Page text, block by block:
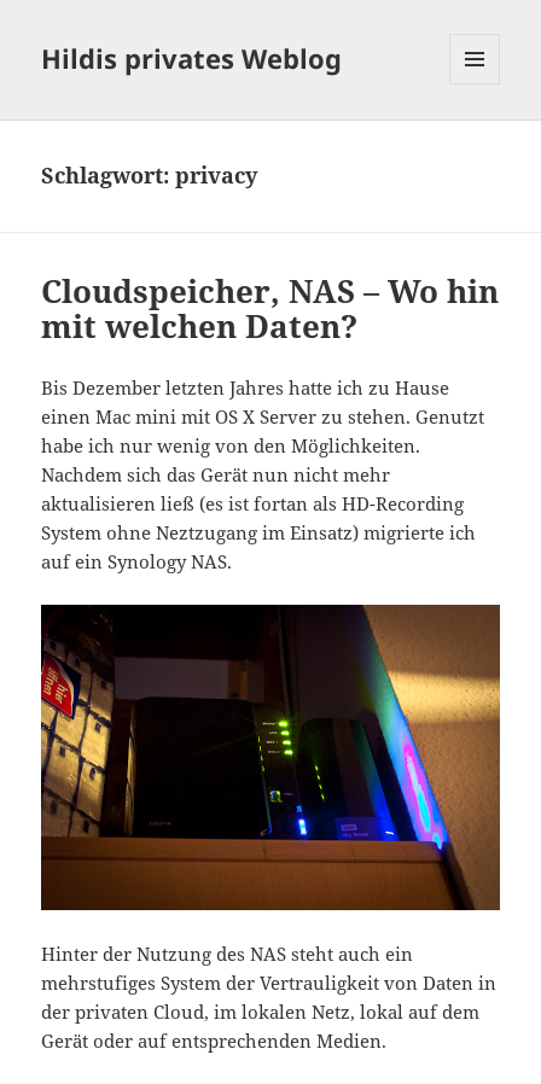
Hildis privates Weblog
Schlagwort:privacy
Cloudspeicher, NAS – Wo hin
mit welchen Daten?
Bis Dezember letzten Jahres hatte ich zu Hause
einen Mac mini mit OS X Server zu stehen. Genutzt
habe ich nur wenig von den Möglichkeiten.
Nachdem sich das Gerät nun nicht mehr
aktualisieren ließ (es ist fortan als HD-Recording
System ohne Neztzugang im Einsatz) migrierte ich
auf ein Synology NAS.
Hinter der Nutzung des NAS steht auch ein
mehrstufiges System der Vertrauligkeit von Daten in
der privaten Cloud, im lokalen Netz, lokal auf dem
Gerät oder auf entsprechenden Medien.